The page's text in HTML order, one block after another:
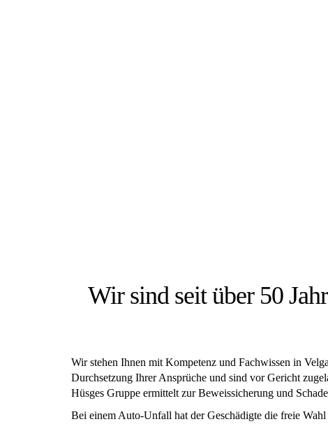
Wir sind seit über 50
Wir stehen Ihnen mit Kompetenz und Fachwissen in
Durchsetzung Ihrer Ansprüche und sind vor Gericht
Hüsges Gruppe ermittelt zur Beweissicherung und
Bei einem Auto-Unfall hat der Geschädigte die freie